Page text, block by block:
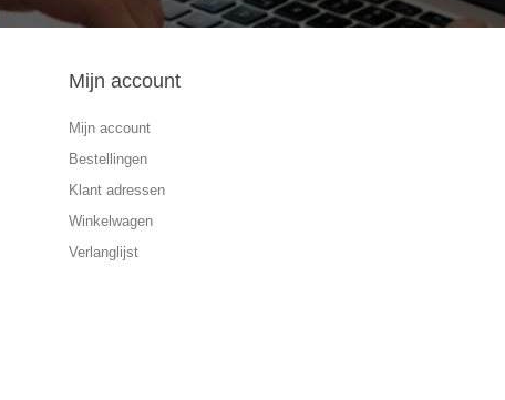
Mijn account
Mijn account
Bestellingen
Klant adressen
Winkelwagen
Verlanglijst